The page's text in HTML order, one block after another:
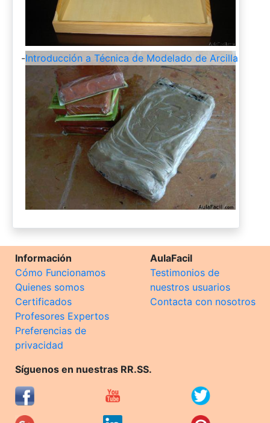
-Introducción a Técnica de Modelado de Arcilla
Información
Cómo Funcionamos
Quienes somos
Certificados
Profesores Expertos
Preferencias de
privacidad
AulaFacil
Testimonios de
nuestros usuarios
Contacta con nosotros
Síguenos en nuestras RR.SS.